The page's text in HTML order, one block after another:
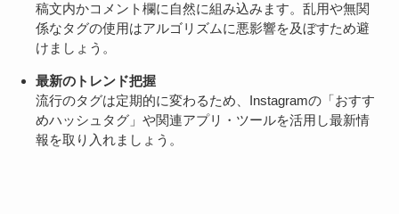
稿文内かコメント欄に自然に組み込みます。乱用や無関
係なタグの使用はアルゴリズムに悪影響を及ぼすため避
けましょう。
最新のトレンド把握
流行のタグは定期的に変わるため、Instagramの「おすす
めハッシュタグ」や関連アプリ・ツールを活用し最新情
報を取り入れましょう。